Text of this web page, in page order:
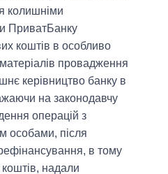
колишніми
ПриватБанку
коштів в особливо
провадження
керівництво банку в
на законодавчу
операцій з
особами, після
в тому
коштів, надали